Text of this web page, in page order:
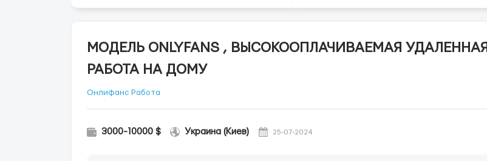
МОДЕЛЬ ONLYFANS , ВЫСОКООПЛАЧИВАЕМАЯ УДАЛЕННАЯ
РАБОТА НА ДОМУ
Онлифанс Работа
3000-10000 $ Украина (Киев) 25-07-2024